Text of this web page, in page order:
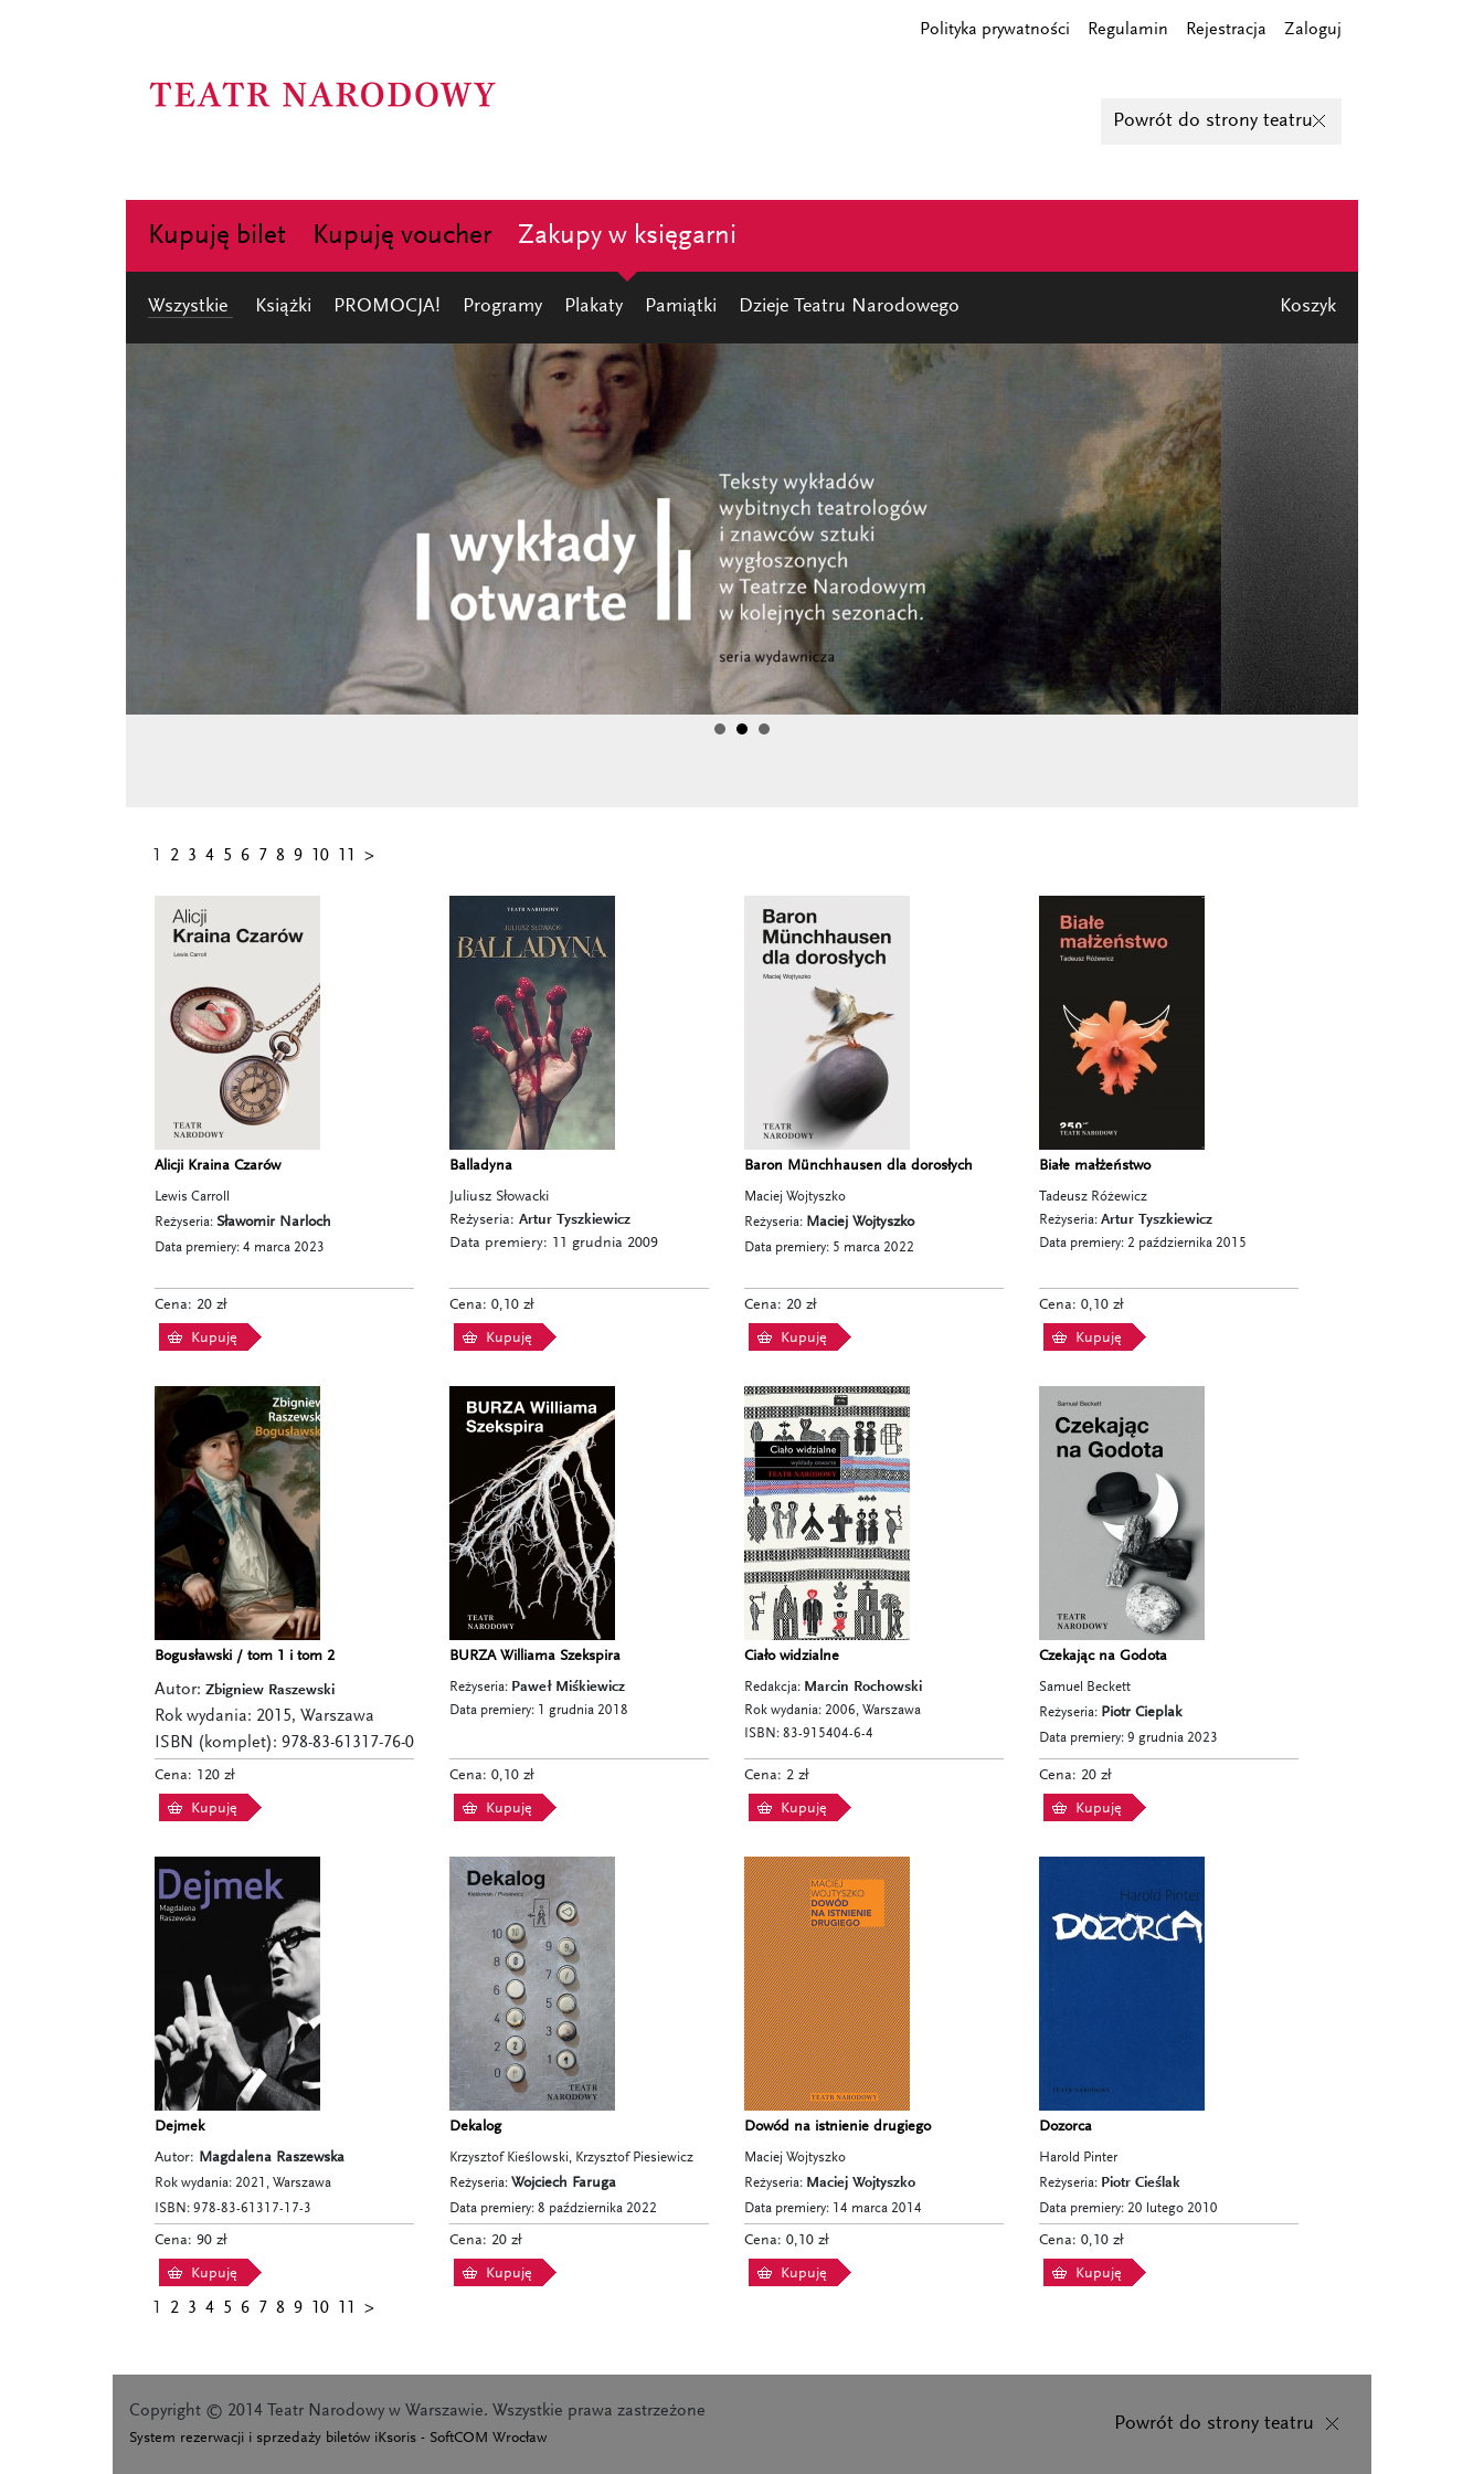
Polityka prywatności Regulamin Rejestracja Zaloguj
Powrót do strony teatru
Kupuję bilet Kupuję voucher Zakupy w księgarni
Koszyk
Wszystkie Książki PROMOCJA! Programy Plakaty Pamiątki Dzieje Teatru Narodowego
2 3 4 5 6 7 8 9 10 >
Alicji Kraina Czarów
Lewis Carroll
Reżyseria: Sławomir Narloch
Data premiery: 4 marca 2023
Cena: 20 zł
Kupuję
Balladyna
Juliusz Słowacki
Reżyseria: Artur Tyszkiewicz
Data premiery: 11 grudnia 2009
Cena: 0,10 zł
Kupuję
Baron Münchhausen dla dorosłych
Maciej Wojtyszko
Reżyseria: Maciej Wojtyszko
Data premiery: 5 marca 2022
Cena: 20 zł
Kupuję
Białe małżeństwo
Tadeusz Różewicz
Reżyseria: Artur Tyszkiewicz
Data premiery: 2 października 2015
Cena: 0,10 zł
Kupuję
Bogusławski / tom 1 i tom 2
Autor: Zbigniew Raszewski
Rok wydania: 2015, Warszawa
ISBN (komplet): 978-83-61317-76-0
Cena: 120 zł
Kupuję
BURZA Williama Szekspira
Reżyseria: Paweł Miśkiewicz
Data premiery: 1 grudnia 2018
Cena: 0,10 zł
Kupuję
Ciało widzialne
Redakcja: Marcin Rochowski
Rok wydania: 2006, Warszawa
ISBN: 83-915404-6-4
Cena: 2 zł
Kupuję
Czekając na Godota
Samuel Beckett
Reżyseria: Piotr Cieplak
Data premiery: 9 grudnia 2023
Cena: 20 zł
Kupuję
Dejmek
Autor: Magdalena Raszewska
Rok wydania: 2021, Warszawa
ISBN: 978-83-61317-17-3
Cena: 90 zł
Kupuję
Dekalog
Krzysztof Kieślowski, Krzysztof Piesiewicz
Reżyseria: Wojciech Faruga
Data premiery: 8 października 2022
Cena: 20 zł
Kupuję
Dowód na istnienie drugiego
Maciej Wojtyszko
Reżyseria: Maciej Wojtyszko
Data premiery: 14 marca 2014
Cena: 0,10 zł
Kupuję
Dozorca
Harold Pinter
Reżyseria: Piotr Cieślak
Data premiery: 20 lutego 2010
Cena: 0,10 zł
Kupuję
2 3 4 5 6 7 8 9 10 >
Copyright © 2014 Teatr Narodowy w Warszawie. Wszystkie prawa zastrzeżone
System rezerwacji i sprzedaży biletów iKsoris - SoftCOM Wrocław
Powrót do strony teatru